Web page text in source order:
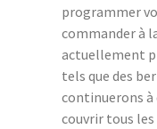
programmer
commander à
actuellement
tels que des
continuerons
couvrir tous les